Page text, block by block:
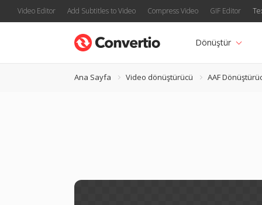
Video Editor Add Subtitles to Video Compress Video GIF Editor
Dönüştür
Ana Sayfa Video dönüştürücü AAF